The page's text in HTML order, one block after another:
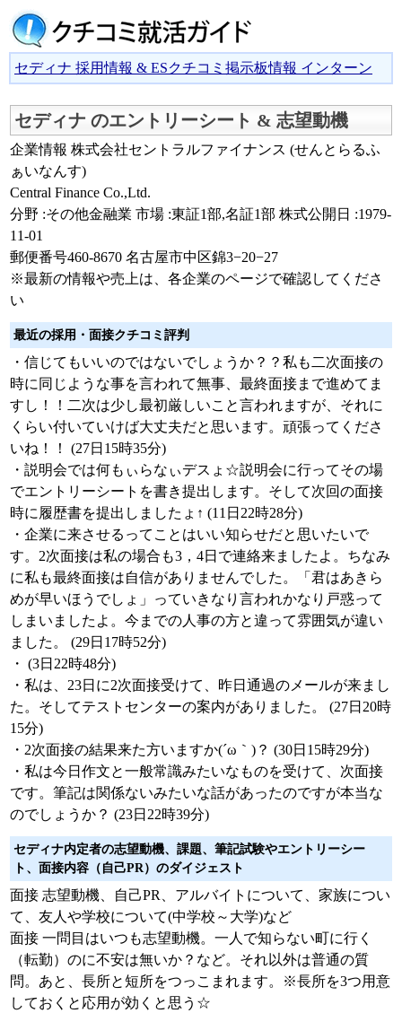
セディナ 採用情報 & ESクチコミ掲示板情報 インターン
セディナ のエントリーシート & 志望動機
企業情報 株式会社セントラルファイナンス (せんとらるふ
ぁいなんす)
Central Finance Co.,Ltd.
分野 :その他金融業 市場 :東証1部,名証1部 株式公開日 :1979-
11-01
郵便番号460-8670 名古屋市中区錦3−20−27
※最新の情報や売上は、各企業のページで確認してくださ
い
最近の採用・面接クチコミ評判
・信じてもいいのではないでしょうか？？私も二次面接の
時に同じような事を言われて無事、最終面接まで進めてま
すし！！二次は少し最初厳しいこと言われますが、それに
くらい付いていけば大丈夫だと思います。頑張ってくださ
いね！！ (27日15時35分)
・説明会では何もぃらなぃデスょ☆説明会に行ってその場
でエントリーシートを書き提出します。そして次回の面接
時に履歴書を提出しましたょ↑ (11日22時28分)
・企業に来させるってことはいい知らせだと思いたいで
す。2次面接は私の場合も3，4日で連絡来ましたよ。ちなみ
に私も最終面接は自信がありませんでした。「君はあきら
めが早いほうでしょ」っていきなり言われかなり戸惑って
しまいましたよ。今までの人事の方と違って雰囲気が違い
ました。 (29日17時52分)
・ (3日22時48分)
・私は、23日に2次面接受けて、昨日通過のメールが来まし
た。そしてテストセンターの案内がありました。 (27日20時
15分)
・2次面接の結果来た方いますか(´ω｀)？ (30日15時29分)
・私は今日作文と一般常識みたいなものを受けて、次面接
です。筆記は関係ないみたいな話があったのですが本当な
のでしょうか？ (23日22時39分)
セディナ内定者の志望動機、課題、筆記試験やエントリーシー
ト、面接内容（自己PR）のダイジェスト
面接 志望動機、自己PR、アルバイトについて、家族につい
て、友人や学校について(中学校～大学)など
面接 一問目はいつも志望動機。一人で知らない町に行く
（転勤）のに不安は無いか？など。それ以外は普通の質
問。あと、長所と短所をつっこまれます。※長所を3つ用意
しておくと応用が効くと思う☆